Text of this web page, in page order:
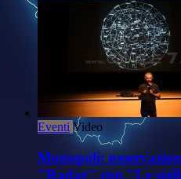
Eventi Video
Monopoli:
"Radar" con "Le